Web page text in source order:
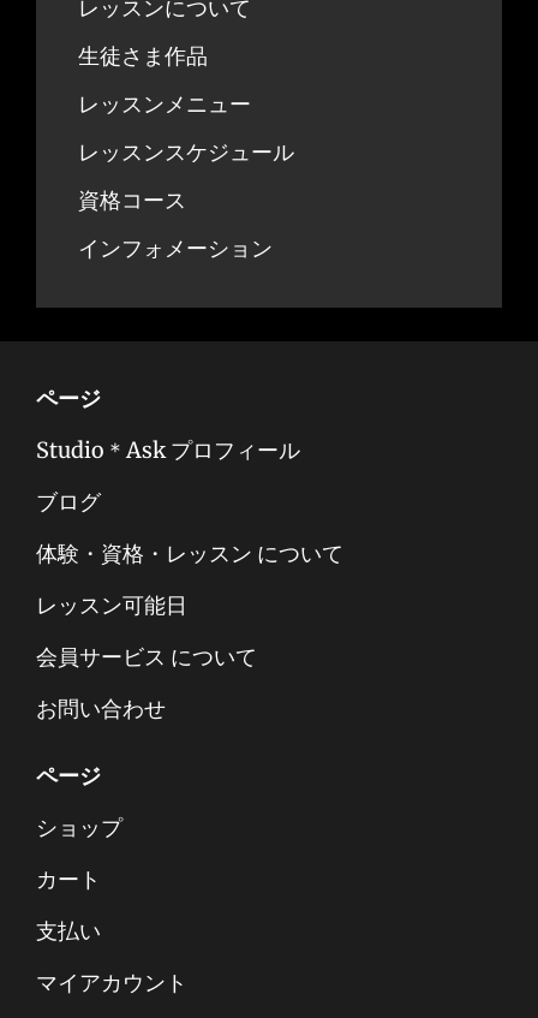
レッスンについて
生徒さま作品
レッスンメニュー
レッスンスケジュール
資格コース
インフォメーション
ページ
Studio＊Ask プロフィール
ブログ
体験・資格・レッスン について
レッスン可能日
会員サービス について
お問い合わせ
ページ
ショップ
カート
支払い
マイアカウント